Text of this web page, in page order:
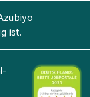
ist.